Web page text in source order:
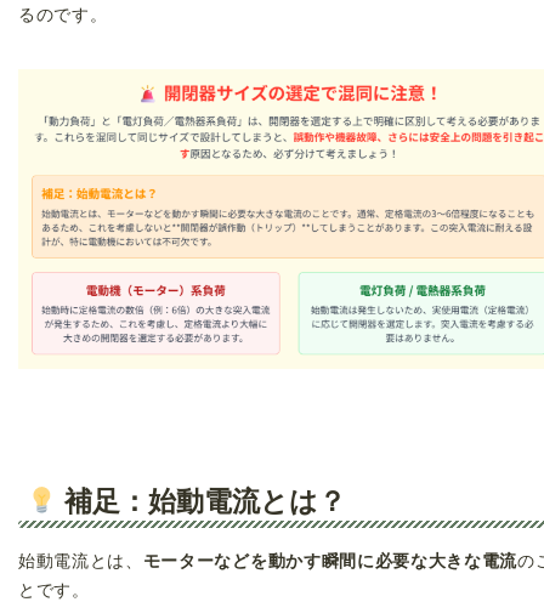
るのです。
補足：始動電流とは？
始動電流とは、 モーターなどを動かす瞬間に必要な大きな電流の
とです。